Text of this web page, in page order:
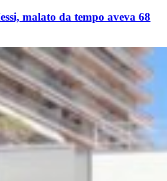
malato da tempo aveva 68